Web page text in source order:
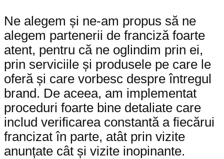
Ne alegem și ne-am propus să ne
alegem partenerii de franciză foarte
atent, pentru că ne oglindim prin ei,
prin serviciile și produsele pe care le
oferă și care vorbesc despre întregul
brand. De aceea, am implementat
proceduri foarte bine detaliate care
includ verificarea constantă a fiecărui
francizat în parte, atât prin vizite
anunțate cât și vizite inopinante.